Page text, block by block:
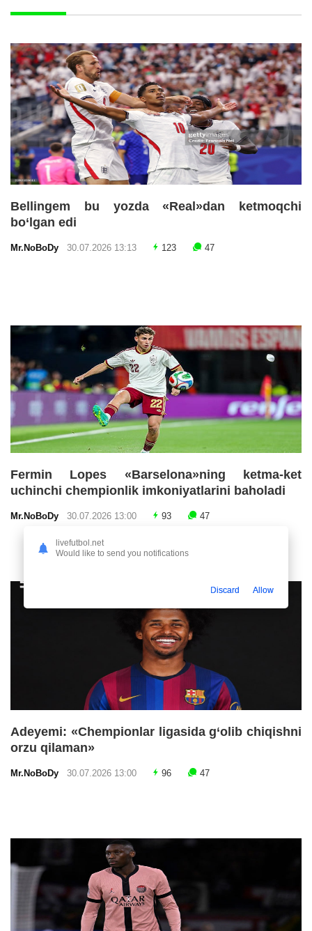
Bellingem bu yozda «Real»dan ketmoqchi
bo‘lgan edi
Mr.NoBoDy 30.07.2026 13:13 123 47
Fermin Lopes «Barselona»ning ketma-ket
uchinchi chempionlik imkoniyatlarini baholadi
Mr.NoBoDy 30.07.2026 13:00 93 47
Adeyemi: «Chempionlar ligasida g‘olib chiqishni
orzu qilaman»
Mr.NoBoDy 30.07.2026 13:00 96 47
livefutbol.net
Would like to send you notifications
Discard Allow